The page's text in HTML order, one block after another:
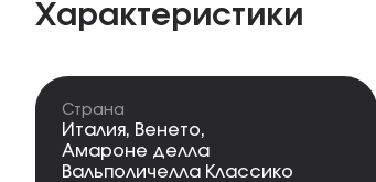
Характеристики
Страна
Италия, Венето,
Амароне делла
Вальполичелла Классико